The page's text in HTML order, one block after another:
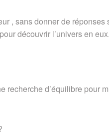
, sans donner de
découvrir l’univers en eux.
recherche d’équilibre pour